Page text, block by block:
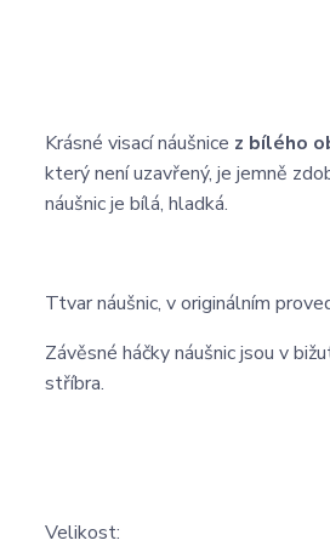
Krásné visací náušnice z bílého
který není uzavřený, je jemně
náušnic je bílá, hladká.
Ttvar náušnic, v originálním
Závěsné háčky náušnic jsou v
stříbra.
Velikost: